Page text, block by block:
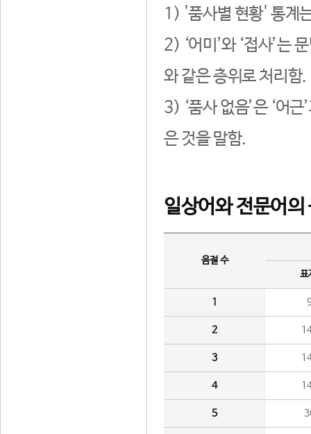
1) '품사별 현황' 통계
2) ‘어미’와 ‘접사’는
와 같은 층위로 처리함.
3) ‘품사 없음’은 ‘어
은 것을 말함.
일상어와 전문어의
음절 수
표
1
2
3
4
5